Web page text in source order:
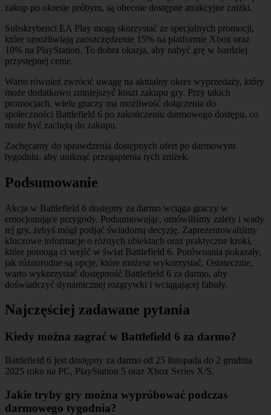
zakup po okresie próbym, są obecnie dostępne atrakcyjne zniżki.
Subskrybenci EA Play mogą skorzystać ze specjalnych promocji,
które umożliwiają zaoszczędzenie 15% na platformie Xbox oraz
10% na PlayStation. To dobra okazja, aby nabyć grę w bardziej
przystępnej cenie.
Warto również zwrócić uwagę na aktualny okres wyprzedaży, który
może dodatkowo zmniejszyć koszt zakupu gry. Przy takich
promocjach, wielu graczy ma możliwość dołączenia do
społeczności Battlefield 6 po zakończeniu darmowego dostępu, co
może być zachętą do zakupu.
Zachęcamy do sprawdzenia dostępnych ofert po darmowym
tygodniu, aby uniknąć przegapienia tych zniżek.
Podsumowanie
Akcja w Battlefield 6 dostępny za darmo wciąga graczy w
emocjonujące przygody. Podsumowując, omówiliśmy zalety i wady
tej gry, żebyś mógł podjąć świadomą decyzję. Zaprezentowaliśmy
kluczowe informacje o różnych obiektach oraz praktyczne kroki,
które pomogą ci wejść w świat Battlefield 6. Porównania pokazały,
jak różnorodne są opcje, które możesz wykorzystać. Ostatecznie,
warto wykorzystać dostępność Battlefield 6 za darmo, aby
doświadczyć dynamicznej rozgrywki i wciągającej fabuły.
Najczęściej zadawane pytania
Kiedy można zagrać w Battlefield 6 za darmo?
Battlefield 6 jest dostępny za darmo od 25 listopada do 2 grudnia
2025 roku na PC, PlayStation 5 oraz Xbox Series X/S.
Jakie tryby gry można wypróbować podczas
darmowego tygodnia?